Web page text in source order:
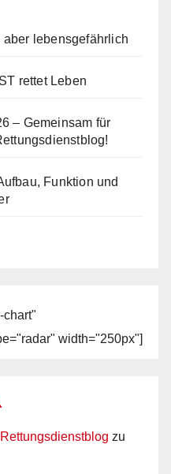
lebensgefährlich
rettet Leben
– Gemeinsam für
Funktion und
chart"
width="250px"]
zu